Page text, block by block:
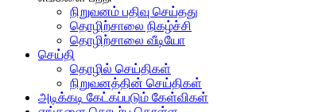
நிறுவனம் பதிவு செய்தது
தொழிற்சாலை நிகழ்ச்சி
தொழிற்சாலை வீடியோ
செய்தி
தொழில் செய்திகள்
நிறுவனத்தின் செய்திகள்
அடிக்கடி கேட்கப்படும் கேள்விகள்